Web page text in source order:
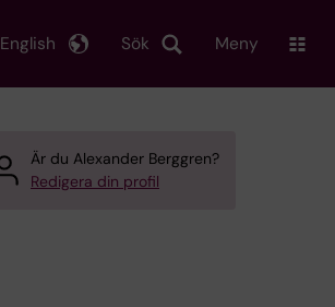
Sök
English Meny
Är du Alexander Berggren?
Redigera din profil